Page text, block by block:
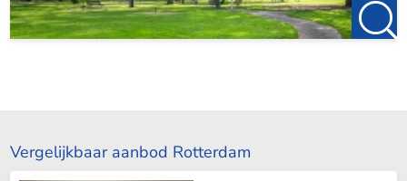
Vergelijkbaar aanbod Rotterdam